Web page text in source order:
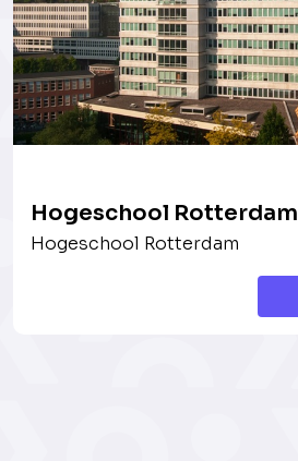
Hogeschool Rotterdam
Hogeschool Rotterdam